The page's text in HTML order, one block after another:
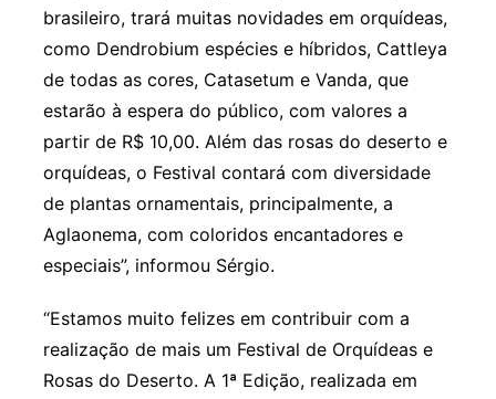
brasileiro, trará muitas novidades em orquídeas,
como Dendrobium espécies e híbridos, Cattleya
de todas as cores, Catasetum e Vanda, que
estarão à espera do público, com valores a
partir de R$ 10,00. Além das rosas do deserto e
orquídeas, o Festival contará com diversidade
de plantas ornamentais, principalmente, a
Aglaonema, com coloridos encantadores e
especiais”, informou Sérgio.
“Estamos muito felizes em contribuir com a
realização de mais um Festival de Orquídeas e
Rosas do Deserto. A 1ª Edição, realizada em